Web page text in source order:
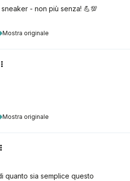
Mostra originale
- non più senza! 💪💯
Mostra originale
quanto sia semplice questo